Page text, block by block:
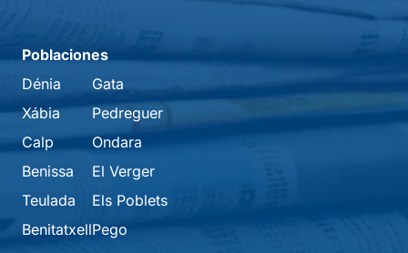
Poblaciones
Dénia
Xábia
Calp
Benissa
Teulada
Benitatxell
Gata
Pedreguer
Ondara
El Verger
Els Poblets
Pego